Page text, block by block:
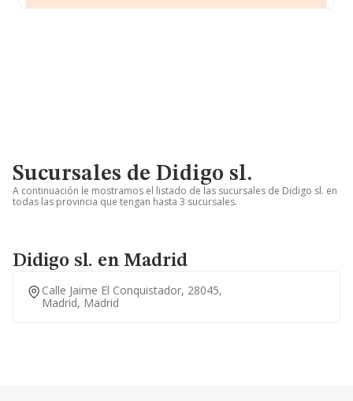
Sucursales de Didigo sl.
A continuación le mostramos el listado de las sucursales de Didigo sl. en
todas las provincia que tengan hasta 3 sucursales.
Didigo sl. en Madrid
Calle Jaime El Conquistador, 28045,
Madrid, Madrid